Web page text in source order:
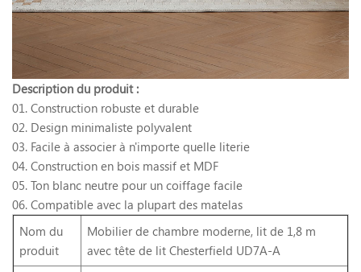
Description du produit :
01. Construction robuste et durable
02. Design minimaliste polyvalent
03. Facile à associer à n'importe quelle literie
04. Construction en bois massif et MDF
05. Ton blanc neutre pour un coiffage facile
06. Compatible avec la plupart des matelas
Nom du
produit
Mobilier de chambre moderne, lit de 1,8 m
avec tête de lit Chesterfield UD7A-A